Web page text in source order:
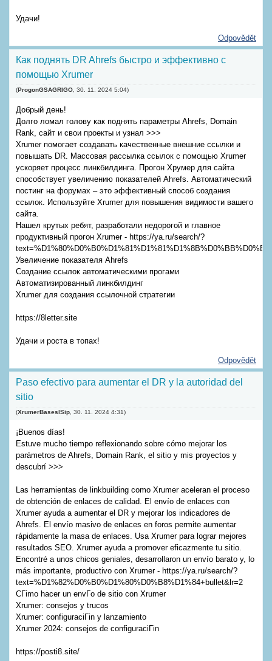
Удачи!
Odpovědět
Как поднять DR Ahrefs быстро и эффективно с
помощью Xrumer
(ProgonGSAGRIGO 30. 11. 2024 5:04)
Добрый день!
Долго ломал голову как поднять параметры Ahrefs, Domain
Rank, сайт и свои проекты и узнал >>>
Xrumer помогает создавать качественные внешние ссылки и
повышать DR. Массовая рассылка ссылок с помощью Xrumer
ускоряет процесс линкбилдинга. Прогон Хрумер для сайта
способствует увеличению показателей Ahrefs. Автоматический
постинг на форумах – это эффективный способ создания
ссылок. Используйте Xrumer для повышения видимости вашего
сайта.
Нашел крутых ребят, разработали недорогой и главное
продуктивный прогон Xrumer - https://ya.ru/search/?
Увеличение показателя Ahrefs
Создание ссылок автоматическими прогами
Автоматизированный линкбилдинг
Xrumer для создания ссылочной стратегии
https://8letter.site
Удачи и роста в топах!
Odpovědět
Paso efectivo para aumentar el DR y la autoridad del
sitio
(XrumerBaseslSip 30. 11. 2024 4:31)
¡Buenos días!
Estuve mucho tiempo reflexionando sobre cómo mejorar los
parámetros de Ahrefs, Domain Rank, el sitio y mis proyectos y
descubrí >>>
Las herramientas de linkbuilding como Xrumer aceleran el proceso
de obtención de enlaces de calidad. El envío de enlaces con
Xrumer ayuda a aumentar el DR y mejorar los indicadores de
Ahrefs. El envío masivo de enlaces en foros permite aumentar
rápidamente la masa de enlaces. Usa Xrumer para lograr mejores
resultados SEO. Xrumer ayuda a promover eficazmente tu sitio.
Encontré a unos chicos geniales, desarrollaron un envío barato y, lo
más importante, productivo con Xrumer - https://ya.ru/search/?
text=%D1%82%D0%B0%D1%80%D0%B8%D1%84+bullet&lr=2
CГіmo hacer un envГ­o de sitio con Xrumer
Xrumer: consejos y trucos
Xrumer: configuraciГіn y lanzamiento
Xrumer 2024: consejos de configuraciГіn
https://posti8.site/